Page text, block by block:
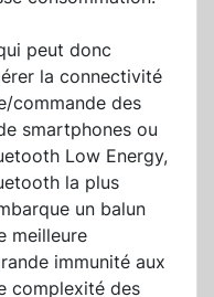
peut donc
la connectivité
commande des
smartphones ou
Low Energy,
la plus
un balun
meilleure
immunité aux
complexité des